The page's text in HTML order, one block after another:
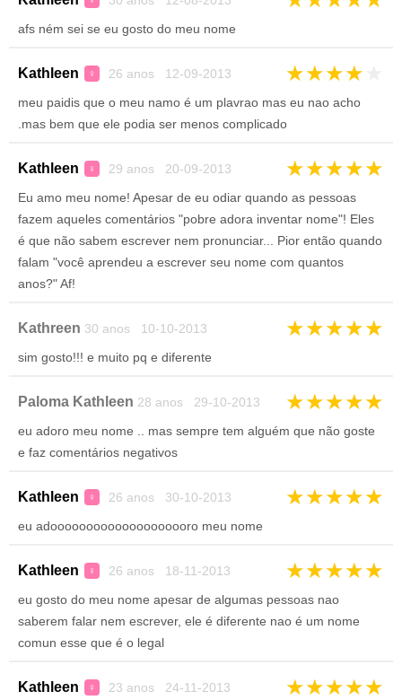
afs ném sei se eu gosto do meu nome
Kathleen ♀ 26 anos 12-09-2013 ★★★★
meu paidis que o meu namo é um plavrao mas eu nao acho
.mas bem que ele podia ser menos complicado
Kathleen ♀ 29 anos 20-09-2013 ★★★★★
Eu amo meu nome! Apesar de eu odiar quando as pessoas
fazem aqueles comentários "pobre adora inventar nome"! Eles
é que não sabem escrever nem pronunciar... Pior então quando
falam "você aprendeu a escrever seu nome com quantos
anos?" Af!
Kathreen 30 anos 10-10-2013 ★★★★★
sim gosto!!! e muito pq e diferente
Paloma Kathleen 28 anos 29-10-2013 ★★★★★
eu adoro meu nome .. mas sempre tem alguém que não goste
e faz comentários negativos
Kathleen ♀ 26 anos 30-10-2013 ★★★★★
eu adoooooooooooooooooooro meu nome
Kathleen ♀ 26 anos 18-11-2013 ★★★★★
eu gosto do meu nome apesar de algumas pessoas nao
saberem falar nem escrever, ele é diferente nao é um nome
comun esse que é o legal
Kathleen ♀ 23 anos 24-11-2013 ★★★★★